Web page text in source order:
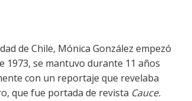
de Chile, Mónica González empezó
1973, se mantuvo durante 11 años
con un reportaje que revelaba
que fue portada de revista Cauce.